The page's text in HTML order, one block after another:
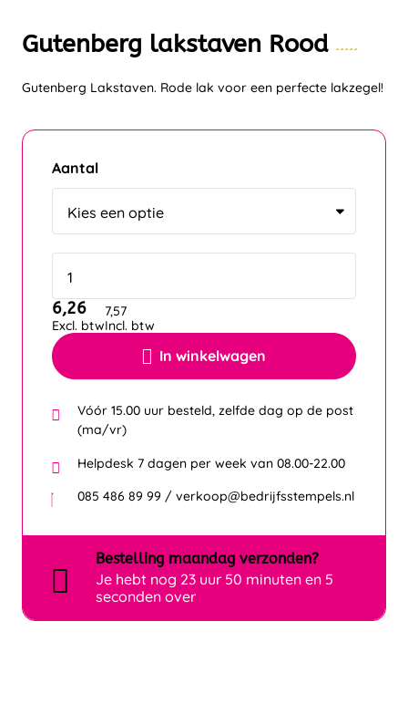
Gutenberg lakstaven Rood
Gutenberg Lakstaven. Rode lak voor een perfecte lakzegel!
Aantal
In winkelwagen
6,26
Excl. btw
7,57
Incl. btw
Vóór 15.00 uur besteld, zelfde dag op de post
(ma/vr)
Helpdesk 7 dagen per week van 08.00-22.00
085 486 89 99 / verkoop@bedrijfsstempels.nl
Bestelling maandag verzonden?
Je hebt nog 23 uur 50 minuten en 5
seconden over